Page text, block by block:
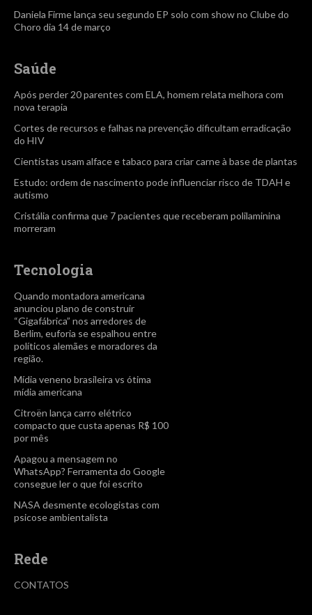
Daniela Firme lança seu segundo EP solo com show no Clube do
Choro dia 14 de março
Saúde
Após perder 20 parentes com ELA, homem relata melhora com
nova terapia
Cortes de recursos e falhas na prevenção dificultam erradicação
do HIV
Cientistas usam alface e tabaco para criar carne à base de plantas
Estudo: ordem de nascimento pode influenciar risco de TDAH e
autismo
Cristália confirma que 7 pacientes que receberam polilaminina
morreram
Tecnologia
Quando montadora americana
anunciou plano de construir
“Gigafábrica” nos arredores de
Berlim, euforia se espalhou entre
políticos alemães e moradores da
região.
Mídia veneno brasileira vs ótima
mídia americana
Citroën lança carro elétrico
compacto que custa apenas R$ 100
por mês
Apagou a mensagem no
WhatsApp? Ferramenta do Google
consegue ler o que foi escrito
NASA desmente ecologistas com
psicose ambientalista
Rede
CONTATOS